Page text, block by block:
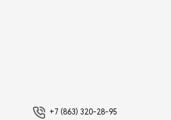
+7 (863) 320-28-95